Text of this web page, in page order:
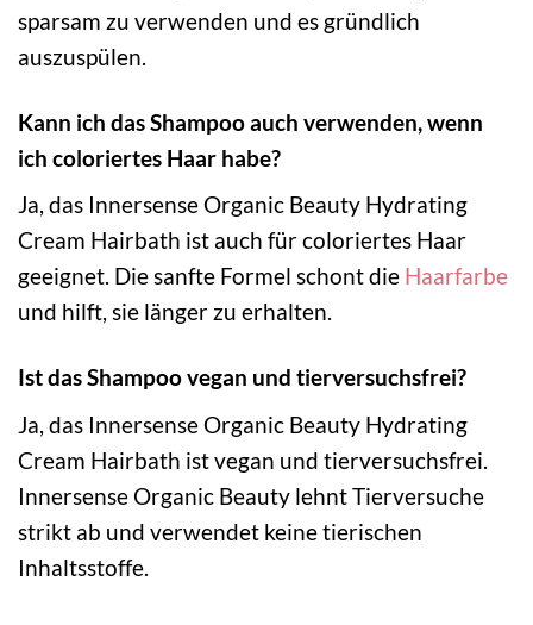
sparsam zu verwenden und es gründlich
auszuspülen.
Kann ich das Shampoo auch verwenden, wenn
ich coloriertes Haar habe?
Ja, das Innersense Organic Beauty Hydrating
Cream Hairbath ist auch für coloriertes Haar
geeignet. Die sanfte Formel schont die Haarfarbe
und hilft, sie länger zu erhalten.
Ist das Shampoo vegan und tierversuchsfrei?
Ja, das Innersense Organic Beauty Hydrating
Cream Hairbath ist vegan und tierversuchsfrei.
Innersense Organic Beauty lehnt Tierversuche
strikt ab und verwendet keine tierischen
Inhaltsstoffe.